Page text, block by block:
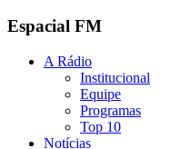
Espacial FM
A Rádio
Institucional
Equipe
Programas
Top 10
Notícias